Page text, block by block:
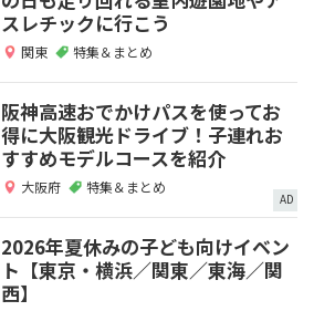
スレチックに行こう
関東 特集＆まとめ
阪神高速おでかけパスを使ってお
得に大阪観光ドライブ！子連れお
すすめモデルコースを紹介
大阪府 特集＆まとめ
AD
2026年夏休みの子ども向けイベン
ト【東京・横浜／関東／東海／関
西】